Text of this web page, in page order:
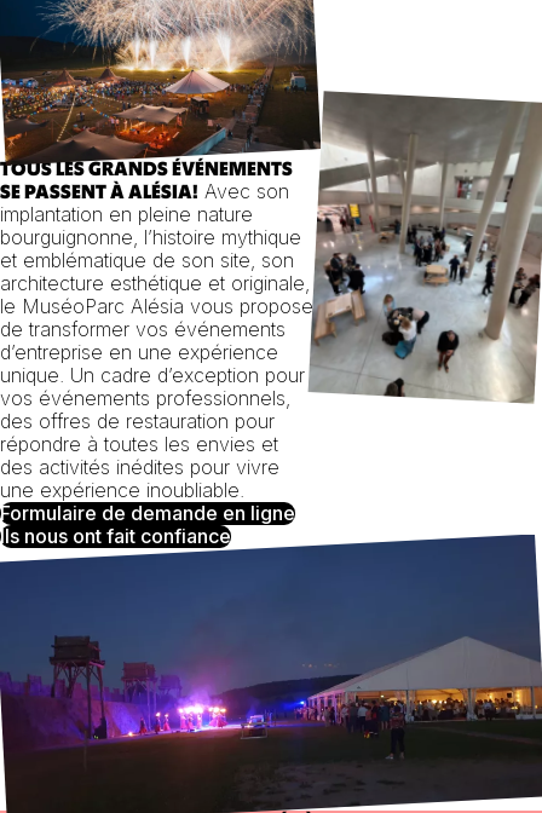
TOUS LES GRANDS ÉVÉNEMENTS
SE PASSENT À ALÉSIA! Avec son
implantation en pleine nature
bourguignonne, l’histoire mythique
et emblématique de son site, son
architecture esthétique et originale,
le MuséoParc Alésia vous propose
de transformer vos événements
d’entreprise en une expérience
unique. Un cadre d’exception pour
vos événements professionnels,
des offres de restauration pour
répondre à toutes les envies et
des activités inédites pour vivre
une expérience inoubliable.
Formulaire de demande en ligne
Ils nous ont fait confiance